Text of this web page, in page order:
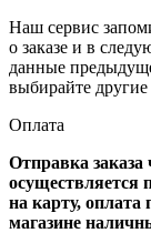
Наш сервис
о заказе и в
данные
выбирайте
Оплата
Отправка
осуществляется
на карту,
магазине